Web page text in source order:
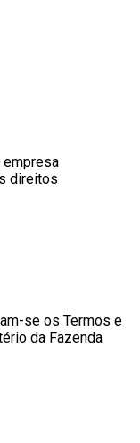
empresa
direitos
se os Termos e
da Fazenda